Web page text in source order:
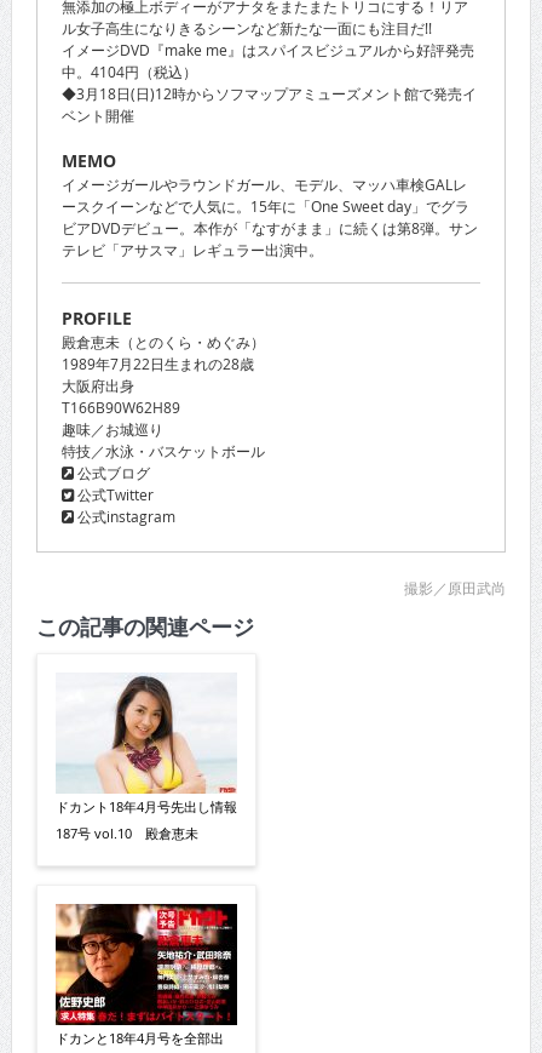
無添加の極上ボディーがアナタをまたまたトリコにする！リア
ル女子高生になりきるシーンなど新たな一面にも注目だ!!
イメージDVD『make me』はスパイスビジュアルから好評発売
中。4104円（税込）
◆3月18日(日)12時からソフマップアミューズメント館で発売イ
ベント開催
MEMO
イメージガールやラウンドガール、モデル、マッハ車検GALレ
ースクイーンなどで人気に。15年に「One Sweet day」でグラ
ビアDVDデビュー。本作が「なすがまま」に続くは第8弾。サン
テレビ「アサスマ」レギュラー出演中。
PROFILE
殿倉恵未（とのくら・めぐみ）
1989年7月22日生まれの28歳
大阪府出身
T166B90W62H89
趣味／お城巡り
特技／水泳・バスケットボール
公式ブログ
公式Twitter
公式instagram
撮影／原田武尚
この記事の関連ページ
ドカント18年4月号先出し情報
187号 vol.10 殿倉恵未
ドカンと18年4月号を全部出